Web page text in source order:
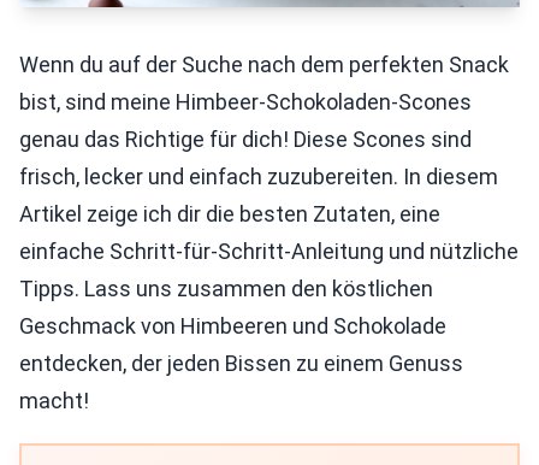
Wenn du auf der Suche nach dem perfekten Snack
bist, sind meine Himbeer-Schokoladen-Scones
genau das Richtige für dich! Diese Scones sind
frisch, lecker und einfach zuzubereiten. In diesem
Artikel zeige ich dir die besten Zutaten, eine
einfache Schritt-für-Schritt-Anleitung und nützliche
Tipps. Lass uns zusammen den köstlichen
Geschmack von Himbeeren und Schokolade
entdecken, der jeden Bissen zu einem Genuss
macht!